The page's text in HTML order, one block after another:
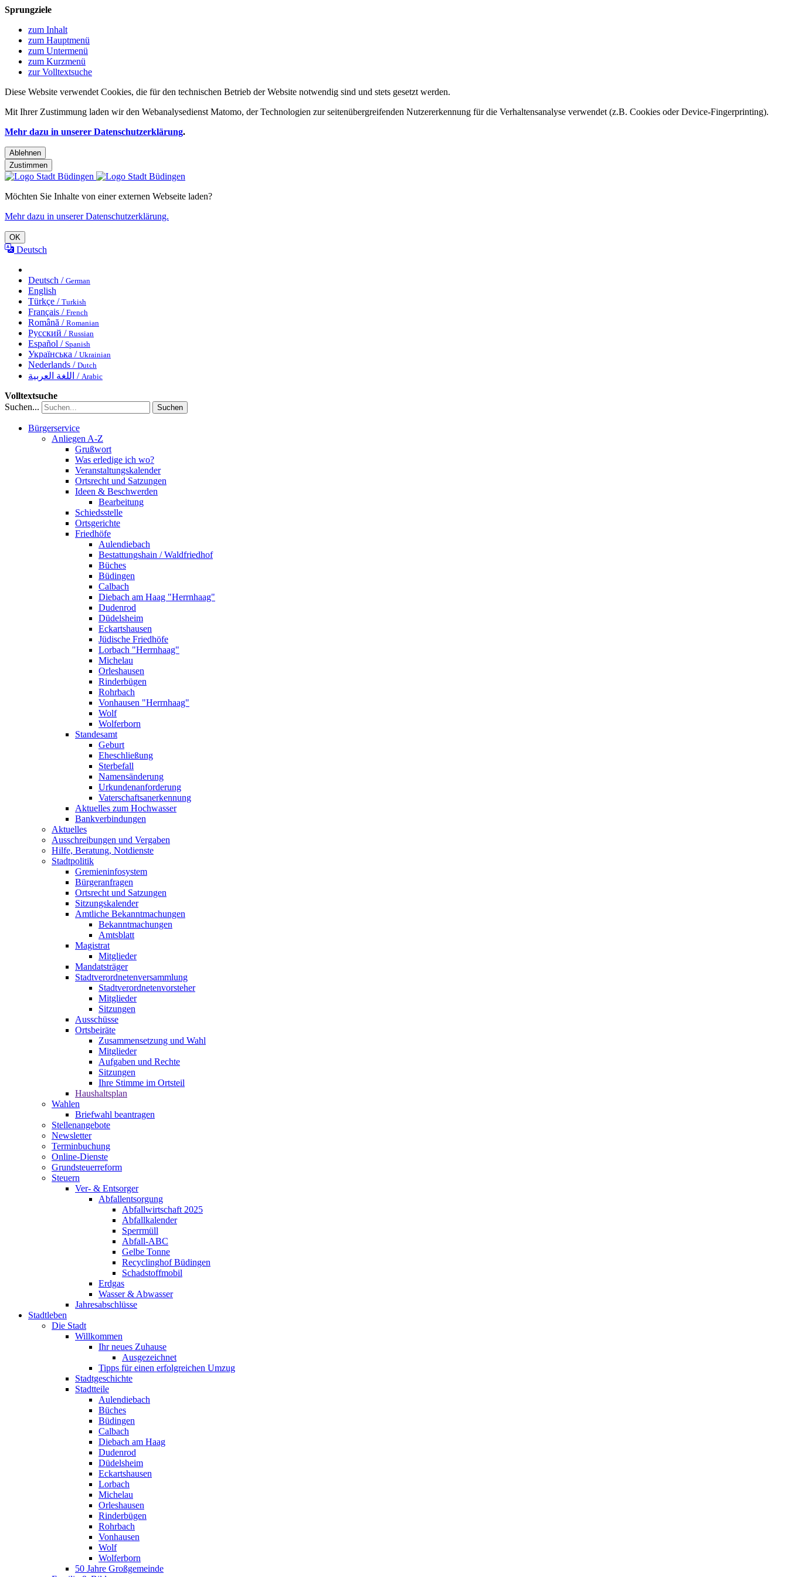
Sprungziele
zum Inhalt
zum Hauptmenü
zum Untermenü
zum Kurzmenü
zur Volltextsuche
Diese Website verwendet Cookies, die für den technischen Betrieb der Website notwendig sind und stets gesetzt werden.
Mit Ihrer Zustimmung laden wir den Webanalysedienst Matomo, der Technologien zur seitenübergreifenden Nutzererkennung für die Verhaltensanalyse verwendet (z.B. Cookies oder Device-Fingerprinting).
Mehr dazu in unserer Datenschutzerklärung.
Ablehnen
Zustimmen
Möchten Sie Inhalte von einer externen Webseite laden?
Mehr dazu in unserer Datenschutzerklärung.
OK
Deutsch
Deutsch / German
English
Türkçe / Turkish
Français / French
Română / Romanian
Русский / Russian
Español / Spanish
Українська / Ukrainian
Nederlands / Dutch
اللغة العربية / Arabic
Volltextsuche
Suchen...
Suchen
Bürgerservice
Anliegen A-Z
Grußwort
Was erledige ich wo?
Veranstaltungskalender
Ortsrecht und Satzungen
Ideen & Beschwerden
Bearbeitung
Schiedsstelle
Ortsgerichte
Friedhöfe
Aulendiebach
Bestattungshain / Waldfriedhof
Büches
Büdingen
Calbach
Diebach am Haag "Herrnhaag"
Dudenrod
Düdelsheim
Eckartshausen
Jüdische Friedhöfe
Lorbach "Herrnhaag"
Michelau
Orleshausen
Rinderbügen
Rohrbach
Vonhausen "Herrnhaag"
Wolf
Wolferborn
Standesamt
Geburt
Eheschließung
Sterbefall
Namensänderung
Urkundenanforderung
Vaterschaftsanerkennung
Aktuelles zum Hochwasser
Bankverbindungen
Aktuelles
Ausschreibungen und Vergaben
Hilfe, Beratung, Notdienste
Stadtpolitik
Gremieninfosystem
Bürgeranfragen
Ortsrecht und Satzungen
Sitzungskalender
Amtliche Bekanntmachungen
Bekanntmachungen
Amtsblatt
Magistrat
Mitglieder
Mandatsträger
Stadtverordnetenversammlung
Stadtverordnetenvorsteher
Mitglieder
Sitzungen
Ausschüsse
Ortsbeiräte
Zusammensetzung und Wahl
Mitglieder
Aufgaben und Rechte
Sitzungen
Ihre Stimme im Ortsteil
Haushaltsplan
Wahlen
Briefwahl beantragen
Stellenangebote
Newsletter
Terminbuchung
Online-Dienste
Grundsteuerreform
Steuern
Ver- & Entsorger
Abfallentsorgung
Abfallwirtschaft 2025
Abfallkalender
Sperrmüll
Abfall-ABC
Gelbe Tonne
Recyclinghof Büdingen
Schadstoffmobil
Erdgas
Wasser & Abwasser
Jahresabschlüsse
Stadtleben
Die Stadt
Willkommen
Ihr neues Zuhause
Ausgezeichnet
Tipps für einen erfolgreichen Umzug
Stadtgeschichte
Stadtteile
Aulendiebach
Büches
Büdingen
Calbach
Diebach am Haag
Dudenrod
Düdelsheim
Eckartshausen
Lorbach
Michelau
Orleshausen
Rinderbügen
Rohrbach
Vonhausen
Wolf
Wolferborn
50 Jahre Großgemeinde